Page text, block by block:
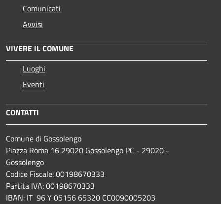
Comunicati
Avvisi
VIVERE IL COMUNE
Luoghi
Eventi
CONTATTI
Comune di Gossolengo
Piazza Roma 16 29020 Gossolengo PC - 29020 -
Gossolengo
Codice Fiscale: 00198670333
Partita IVA: 00198670333
IBAN: IT 96 Y 05156 65320 CC0090005203